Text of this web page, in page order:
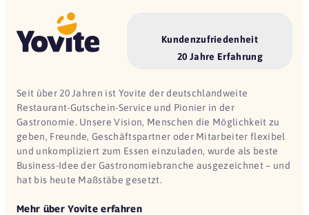
Kundenzufriedenheit
20 Jahre Erfahrung
Seit über 20 Jahren ist Yovite der deutschlandweite
Restaurant-Gutschein-Service und Pionier in der
Gastronomie. Unsere Vision, Menschen die Möglichkeit zu
geben, Freunde, Geschäftspartner oder Mitarbeiter flexibel
und unkompliziert zum Essen einzuladen, wurde als beste
Business-Idee der Gastronomiebranche ausgezeichnet – und
hat bis heute Maßstäbe gesetzt.
Mehr über Yovite erfahren